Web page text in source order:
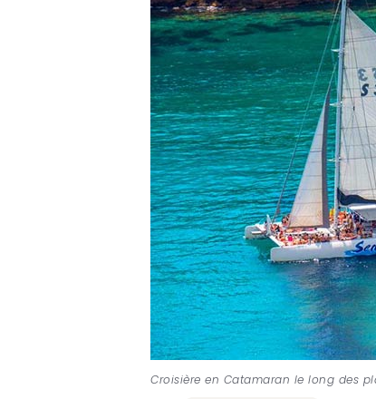
Croisière en Catamaran le long des